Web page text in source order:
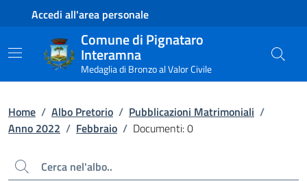
Contenuto principale
Piede di paginaAccedi all'area personale
Comune di Pignataro
Interamna
Medaglia di Bronzo al Valor Civile
Home / Albo Pretorio / Pubblicazioni Matrimoniali /
Anno 2022 / Febbraio / Documenti: 0
Cerca